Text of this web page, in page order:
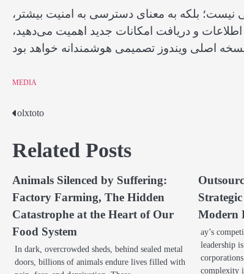
نیست؛ بلکه به معنای دسترسی به امنیت بیشتر،
و دریافت امکانات جدید اهمیت می‌دهید،
MEDIA
Post
olxtoto
Related Posts
Animals Silenced by Suffering:
Factory Farming, The Hidden
Catastrophe at the Heart of Our
Food System
In dark, overcrowded sheds, behind sealed metal
doors, billions of animals endure lives filled with
Modern
ay’s
leadership
complexity